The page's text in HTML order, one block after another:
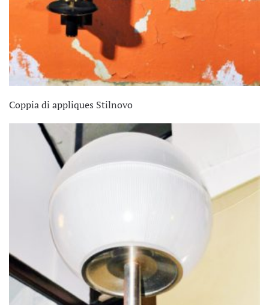
Coppia di appliques Stilnovo